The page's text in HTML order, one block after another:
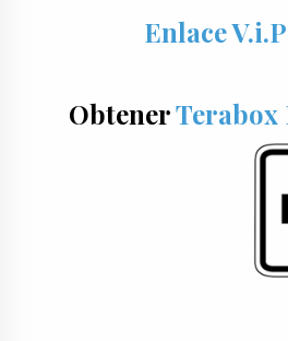
Enlace V.i.P
ObtenerTerabox